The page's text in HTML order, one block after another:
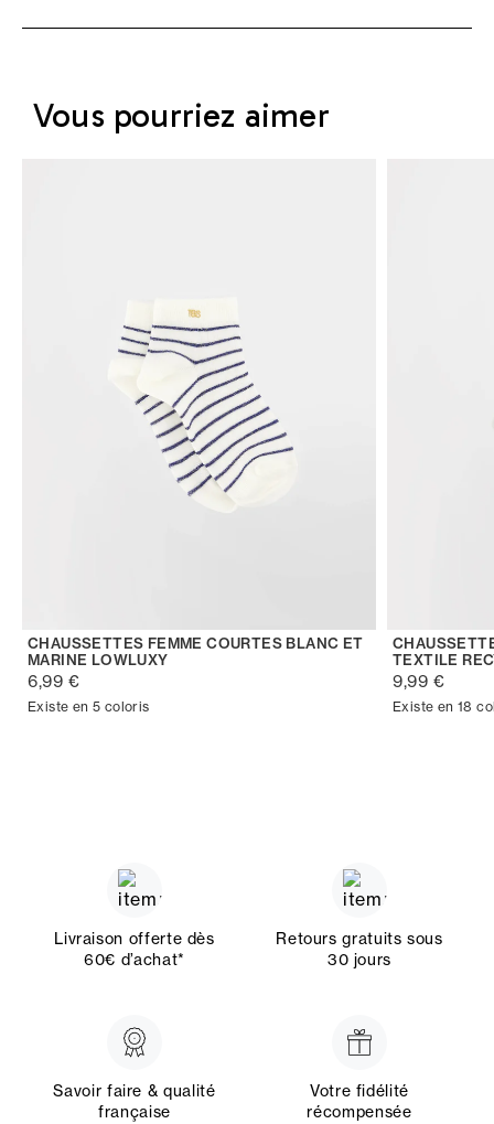
Vous pourriez aimer
CHAUSSETTES FEMME COURTES BLANC ET
MARINE LOWLUXY
6,99 €
Existe en 5 coloris
TEXTILE
9,99 €
Existe en 18
Livraison offerte dès
60€ d’achat*
Retours gratuits sous
30 jours
Savoir faire & qualité
française
Votre fidélité
récompensée